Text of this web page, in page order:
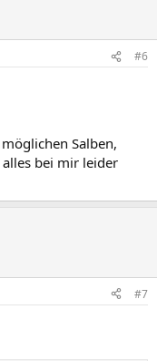
#6
Salben,
bei mir leider
#7